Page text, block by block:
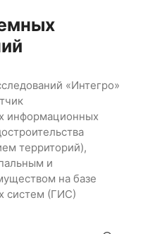
«Интегро»
информационных
территорий),
и
на базе
систем (ГИС)